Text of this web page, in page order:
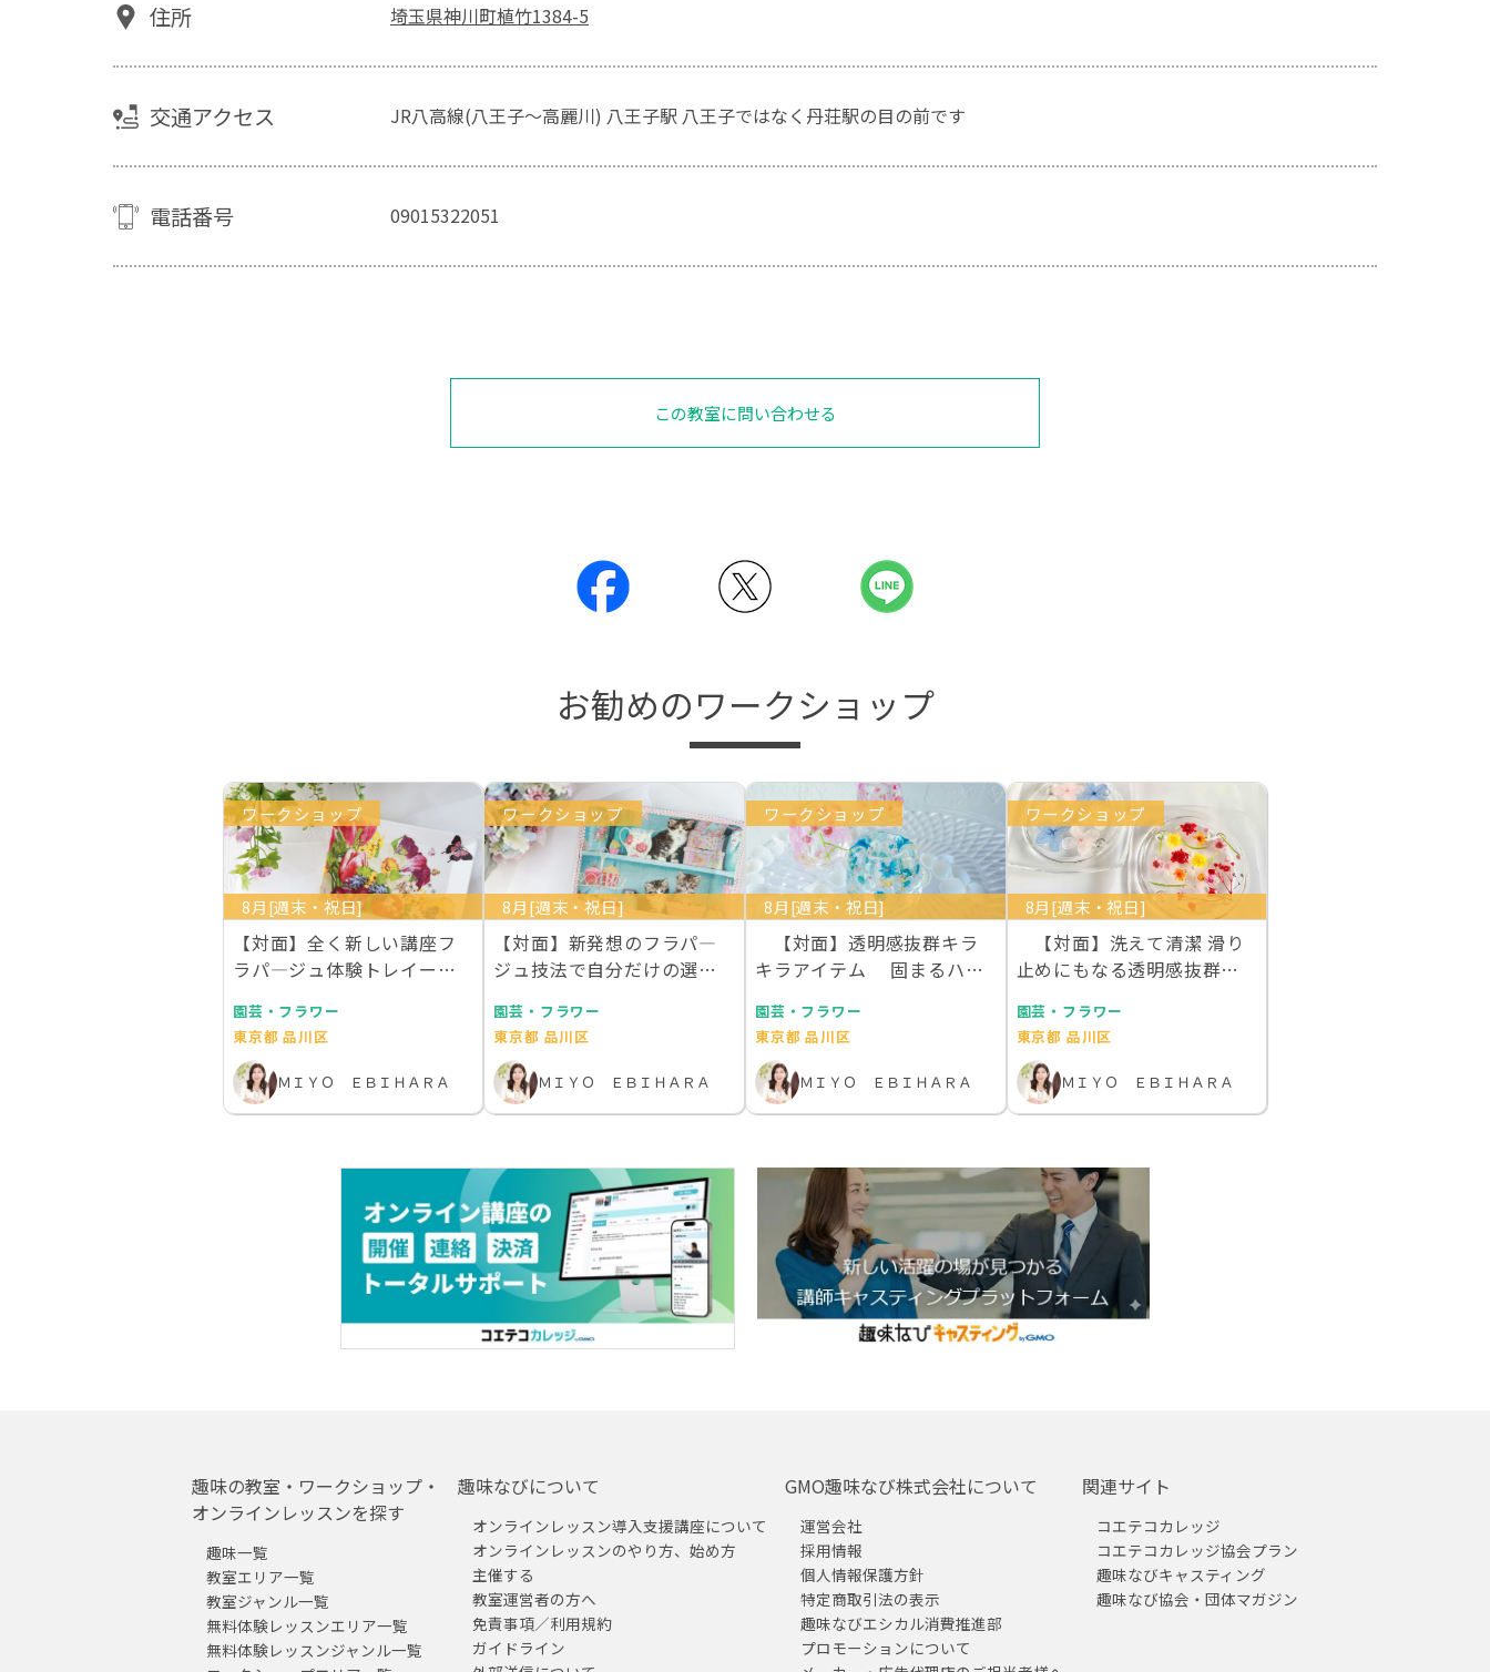
住所 埼玉県神川町植竹1384-5
交通アクセス JR八高線(八王子～高麗川) 八王子駅 八王子ではなく丹荘駅の目の前です
電話番号 09015322051
この教室に問い合わせる
お勧めのワークショップ
ワークショップ
8月[週末・祝日]
【対面】全く新しい講座フ
ラパ―ジュ体験トレイー２
園芸・フラワー
東京都 品川区
ＭＩＹＯ ＥＢＩＨＡＲＡ
ワークショップ
8月[週末・祝日]
【対面】新発想のフラパ―
ジュ技法で自分だけの選ん
園芸・フラワー
東京都 品川区
ＭＩＹＯ ＥＢＩＨＡＲＡ
ワークショップ
8月[週末・祝日]
【対面】透明感抜群キラ
キラアイテム 固まるハー
園芸・フラワー
東京都 品川区
ＭＩＹＯ ＥＢＩＨＡＲＡ
ワークショップ
8月[週末・祝日]
【対面】洗えて清潔 滑り
止めにもなる透明感抜群の
園芸・フラワー
東京都 品川区
ＭＩＹＯ ＥＢＩＨＡＲＡ
趣味の教室・ワークショップ・
オンラインレッスンを探す
趣味一覧
教室エリア一覧
教室ジャンル一覧
無料体験レッスンエリア一覧
無料体験レッスンジャンル一覧
趣味なびについて
オンラインレッスン導入支援講座について
オンラインレッスンのやり方、始め方
主催する
教室運営者の方へ
免責事項／利用規約
ガイドライン
GMO趣味なび株式会社について
運営会社
採用情報
個人情報保護方針
特定商取引法の表示
趣味なびエシカル消費推進部
プロモーションについて
関連サイト
コエテコカレッジ
コエテコカレッジ協会プラン
趣味なびキャスティング
趣味なび協会・団体マガジン